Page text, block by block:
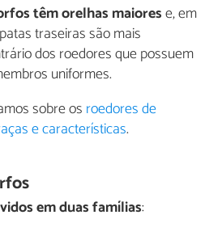
têm orelhas maiorese, em
traseiras são mais
dos roedores que possuem
uniformes.
sobre os roedores de
e características.
em duas famílias: